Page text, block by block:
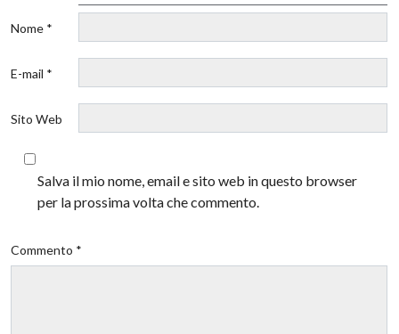
Nome *
E-mail *
Sito Web
Salva il mio nome, email e sito web in questo browser
per la prossima volta che commento.
Commento *